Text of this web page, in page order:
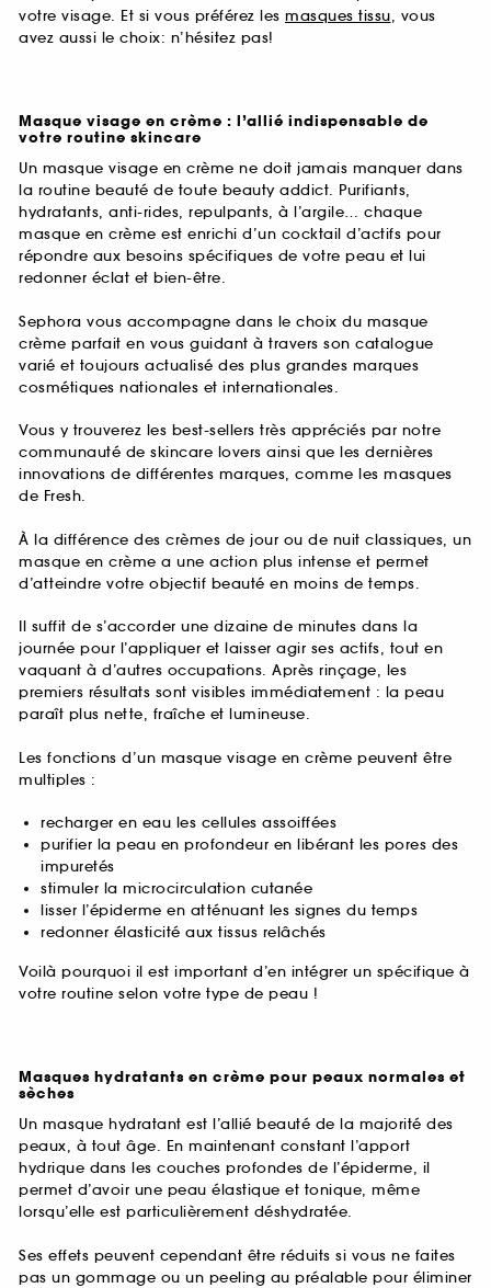
votre visage. Et si vous préférez les masques tissu, vous
avez aussi le choix: n’hésitez pas!
Masque visage en crème : l’allié indispensable de
votre routine skincare
Un masque visage en crème ne doit jamais manquer dans
la routine beauté de toute beauty addict. Purifiants,
hydratants, anti-rides, repulpants, à l’argile… chaque
masque en crème est enrichi d’un cocktail d’actifs pour
répondre aux besoins spécifiques de votre peau et lui
redonner éclat et bien-être.
Sephora vous accompagne dans le choix du masque
crème parfait en vous guidant à travers son catalogue
varié et toujours actualisé des plus grandes marques
cosmétiques nationales et internationales.
Vous y trouverez les best-sellers très appréciés par notre
communauté de skincare lovers ainsi que les dernières
innovations de différentes marques, comme les masques
de Fresh.
À la différence des crèmes de jour ou de nuit classiques, un
masque en crème a une action plus intense et permet
d’atteindre votre objectif beauté en moins de temps.
Il suffit de s’accorder une dizaine de minutes dans la
journée pour l’appliquer et laisser agir ses actifs, tout en
vaquant à d’autres occupations. Après rinçage, les
premiers résultats sont visibles immédiatement : la peau
paraît plus nette, fraîche et lumineuse.
Les fonctions d’un masque visage en crème peuvent être
multiples :
recharger en eau les cellules assoiffées
purifier la peau en profondeur en libérant les pores des
impuretés
stimuler la microcirculation cutanée
lisser l’épiderme en atténuant les signes du temps
redonner élasticité aux tissus relâchés
Voilà pourquoi il est important d’en intégrer un spécifique à
votre routine selon votre type de peau !
Masques hydratants en crème pour peaux normales et
sèches
Un masque hydratant est l’allié beauté de la majorité des
peaux, à tout âge. En maintenant constant l’apport
hydrique dans les couches profondes de l’épiderme, il
permet d’avoir une peau élastique et tonique, même
lorsqu’elle est particulièrement déshydratée.
Ses effets peuvent cependant être réduits si vous ne faites
pas un gommage ou un peeling au préalable pour éliminer